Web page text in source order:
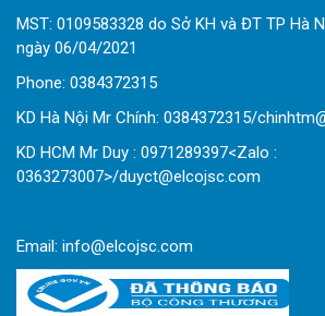
MST: 0109583328 do Sở KH và ĐT TP Hà
ngày 06/04/2021
Phone: 0384372315
KD Hà Nội Mr Chính: 0384372315/
KD HCM Mr Duy : 0971289397<Zalo :
0363273007>/duyct@elcojsc.com
Email: info@elcojsc.com